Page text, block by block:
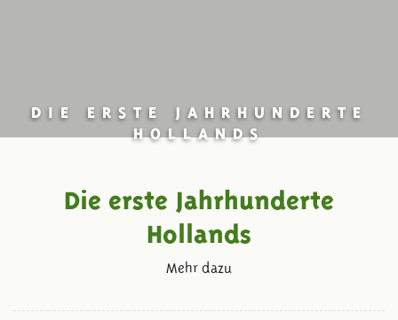
DIE ERSTE JAHRHUNDERTE
HOLLANDS
Die erste Jahrhunderte
Hollands
Mehr dazu